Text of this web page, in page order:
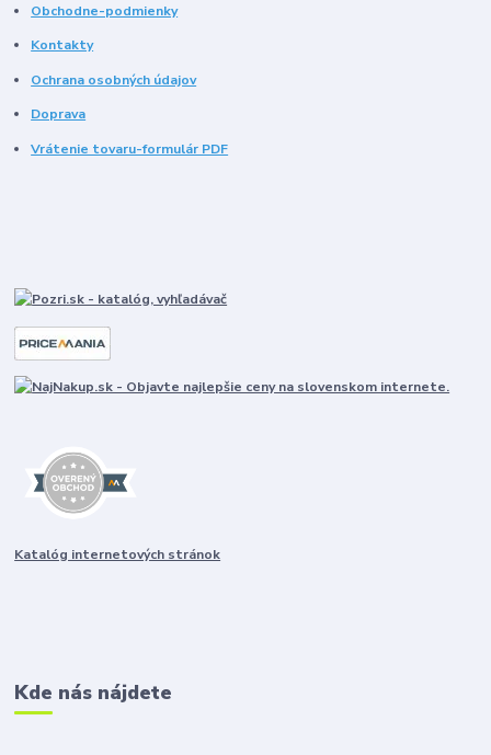
Obchodne-podmienky
Kontakty
Ochrana osobných údajov
Doprava
Vrátenie tovaru-formulár PDF
Katalóg internetových stránok
Kde nás nájdete